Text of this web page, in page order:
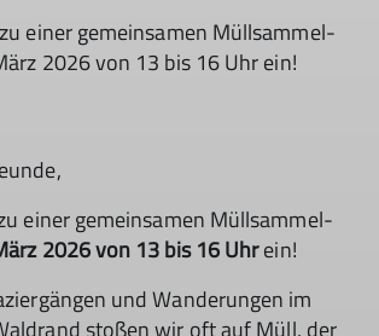
einer gemeinsamen Müllsammel-
2026 von 13 bis 16 Uhr ein!
einer gemeinsamen Müllsammel-
2026 von 13 bis 16 Uhrein!
und Wanderungen im
stoßen wir oft auf Müll, der